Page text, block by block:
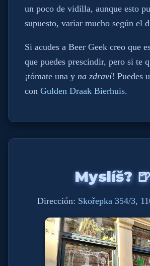
un poco de vidilla, aunque esto
supuesto, variar mucho según el
Si acudes a Beer Geek creo que
que puedes prescindir, pero si te
¡tómate una y na zdraví! Puedes
con Gulden Draak Bierhuis.
Myslíš?
Dirección: Skořepka 354/3,